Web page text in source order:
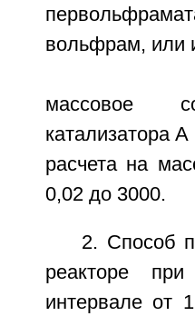
вольфрам, или
массовое
катализатора
расчета на
0,02 до 3000.
2. Способ
реакторе
интервале от